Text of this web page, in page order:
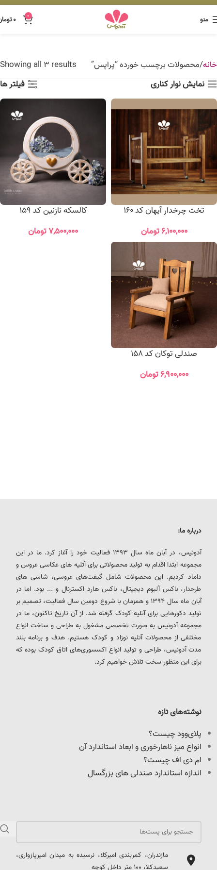
منو 0 ۰
خانه محصولات برچسب خورده “پراپس”
Showing all 3 results
نمایش نوار کناری
فیلتر ها
تخت چرخدار آیهان کد 160
۶,۱۰۰,۰۰۰ تومان
کالسکه نازنین کد 159
۷,۵۰۰,۰۰۰تومان
صندلی توکان کد 158
۶,۹۰۰,۰۰۰ تومان
مازندران، کمربندی امیرکلا، نرسیده به میدان امیرپازواری،
سعیدکلا، 100 متر داخل کوچه
نوشته‌های تازه
پلای‌وود چیست؟
انواع میز ناهارخوری و ابعاد استاندارد آن
ام دی اف چیست؟
اندازه استاندارد صندلی های بزرگسال
درباره ما:
آدونیس، در آبان ماه سال 1393 فعالیت خود را آغاز کرد. ما در این
مجموعه ابتدا اقدام به تولید محصولاتی برای آتلیه های عکاسی عروس و
داماد کردیم. این محصولات شامل گیفت‌های عروسی، شاسی های
طرحدار، باکس آلبوم دیجیتال، باکس هارد اکسترنال و ... بود. اما در
آبان ماه سال 1394 و همزمان با شروع دومین سال فعالیت، تصمیم بر
تولید دکورهایی برای آتلیه کودک گرفته شد. از آن تاریخ تاکنون، ما در
مجموعه آدونیس به صورت تخصصی مشغول به طراحی و ساخت انواع
مختلفی از محصولات آتلیه نوزاد و کودک هستیم. هدف و برنامه بلند
مدت آدونیس، طراحی و تولید انواع اکسسوری‌های اتاق کودک بوده که
برای این منظور سخت تلاش خواهیم کرد.